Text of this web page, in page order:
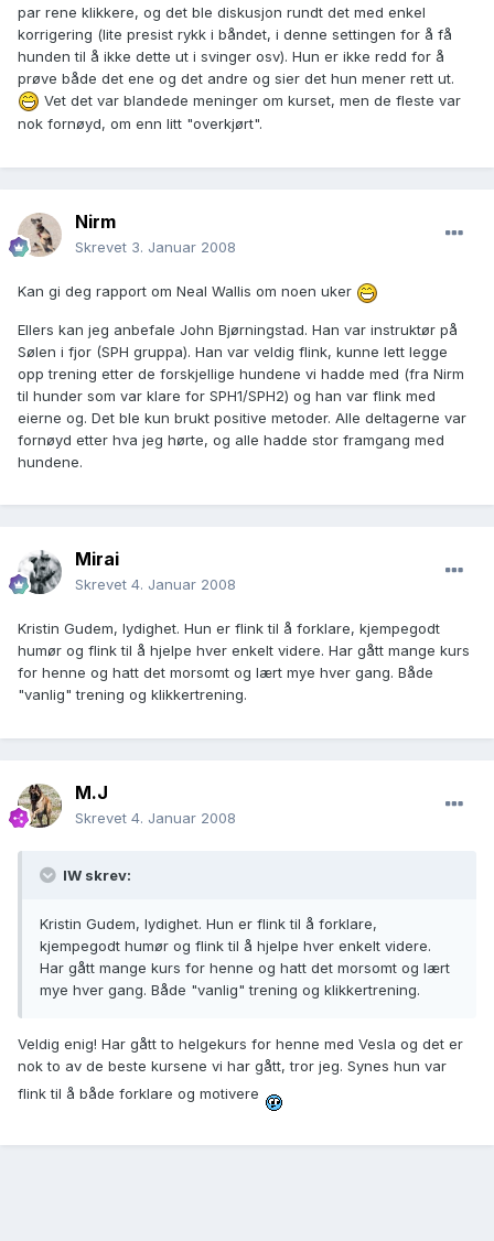
par rene klikkere, og det ble diskusjon rundt det med enkel
korrigering (lite presist rykk i båndet, i denne settingen for å få
hunden til å ikke dette ut i svinger osv). Hun er ikke redd for å
prøve både det ene og det andre og sier det hun mener rett ut.
Vet det var blandede meninger om kurset, men de fleste var
nok fornøyd, om enn litt "overkjørt".
Nirm
Skrevet 3. Januar 2008
Kan gi deg rapport om Neal Wallis om noen uker
Ellers kan jeg anbefale John Bjørningstad. Han var instruktør på
Sølen i fjor (SPH gruppa). Han var veldig flink, kunne lett legge
opp trening etter de forskjellige hundene vi hadde med (fra Nirm
til hunder som var klare for SPH1/SPH2) og han var flink med
eierne og. Det ble kun brukt positive metoder. Alle deltagerne var
fornøyd etter hva jeg hørte, og alle hadde stor framgang med
hundene.
Mirai
Skrevet 4. Januar 2008
Kristin Gudem, lydighet. Hun er flink til å forklare, kjempegodt
humør og flink til å hjelpe hver enkelt videre. Har gått mange kurs
for henne og hatt det morsomt og lært mye hver gang. Både
"vanlig" trening og klikkertrening.
M.J
Skrevet 4. Januar 2008
IW skrev:
Kristin Gudem, lydighet. Hun er flink til å forklare,
kjempegodt humør og flink til å hjelpe hver enkelt videre.
Har gått mange kurs for henne og hatt det morsomt og lært
mye hver gang. Både "vanlig" trening og klikkertrening.
Veldig enig! Har gått to helgekurs for henne med Vesla og det er
nok to av de beste kursene vi har gått, tror jeg. Synes hun var
flink til å både forklare og motivere